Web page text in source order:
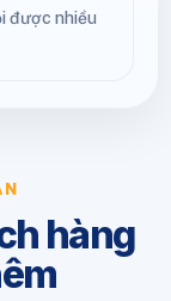
được nhiều
hàng